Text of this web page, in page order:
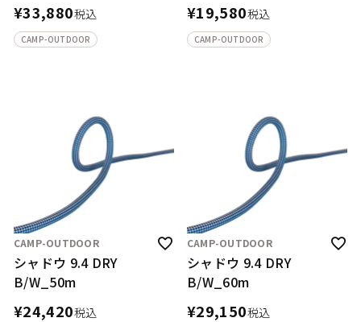
¥33,880税込
CAMP-OUTDOOR
¥19,580税込
CAMP-OUTDOOR
CAMP-OUTDOOR
シャドウ 9.4 DRY
B/W_50m
¥24,420税込
CAMP-OUTDOOR
シャドウ 9.4 DRY
B/W_60m
¥29,150税込